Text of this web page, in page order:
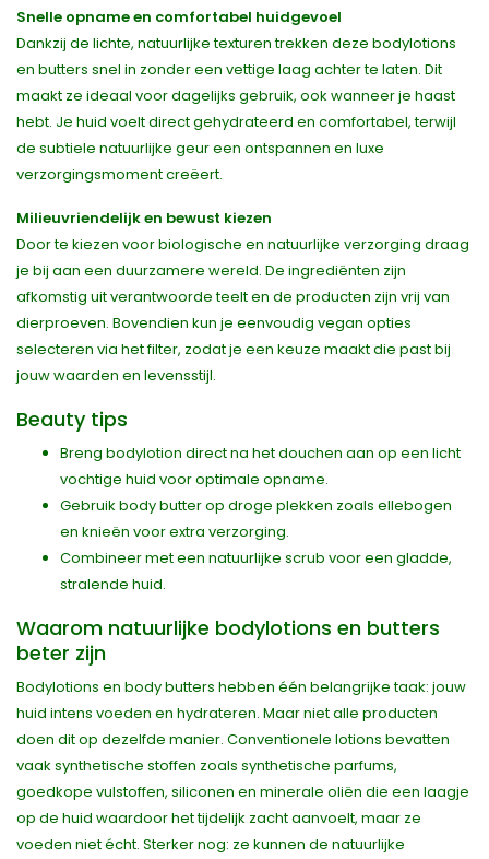
Snelle opname en comfortabel huidgevoel
Dankzij de lichte, natuurlijke texturen trekken deze bodylotions
en butters snel in zonder een vettige laag achter te laten. Dit
maakt ze ideaal voor dagelijks gebruik, ook wanneer je haast
hebt. Je huid voelt direct gehydrateerd en comfortabel, terwijl
de subtiele natuurlijke geur een ontspannen en luxe
verzorgingsmoment creëert.
Milieuvriendelijk en bewust kiezen
Door te kiezen voor biologische en natuurlijke verzorging draag
je bij aan een duurzamere wereld. De ingrediënten zijn
afkomstig uit verantwoorde teelt en de producten zijn vrij van
dierproeven. Bovendien kun je eenvoudig vegan opties
selecteren via het filter, zodat je een keuze maakt die past bij
jouw waarden en levensstijl.
Beauty tips
Breng bodylotion direct na het douchen aan op een licht
vochtige huid voor optimale opname.
Gebruik body butter op droge plekken zoals ellebogen
en knieën voor extra verzorging.
Combineer met een natuurlijke scrub voor een gladde,
stralende huid.
Waarom natuurlijke bodylotions en butters
beter zijn
Bodylotions en body butters hebben één belangrijke taak: jouw
huid intens voeden en hydrateren. Maar niet alle producten
doen dit op dezelfde manier. Conventionele lotions bevatten
vaak synthetische stoffen zoals synthetische parfums,
goedkope vulstoffen, siliconen en minerale oliën die een laagje
op de huid waardoor het tijdelijk zacht aanvoelt, maar ze
voeden niet écht. Sterker nog: ze kunnen de natuurlijke